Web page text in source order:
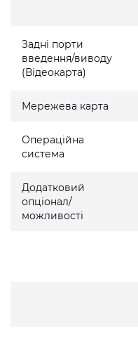
Задні порти
введення/виводу
(Відеокарта)
Мережева карта
Операційна
система
Додатковий
опціонал/
можливості